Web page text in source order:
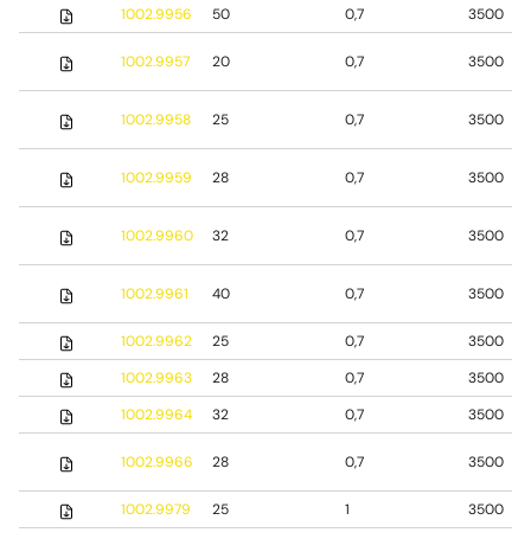
1002.9956
50 0,7 3500
1002.9957 20 0,7 3500
1002.9958 25 0,7 3500
1002.9959 28 0,7 3500
1002.9960 32 0,7 3500
1002.9961 40 0,7 3500
1002.9962 25 0,7
3500
1002.9963
28 0,7
3500
1002.9964
32 0,7 3500
1002.9966 28 0,7 3500
1002.9979 25 1
3500